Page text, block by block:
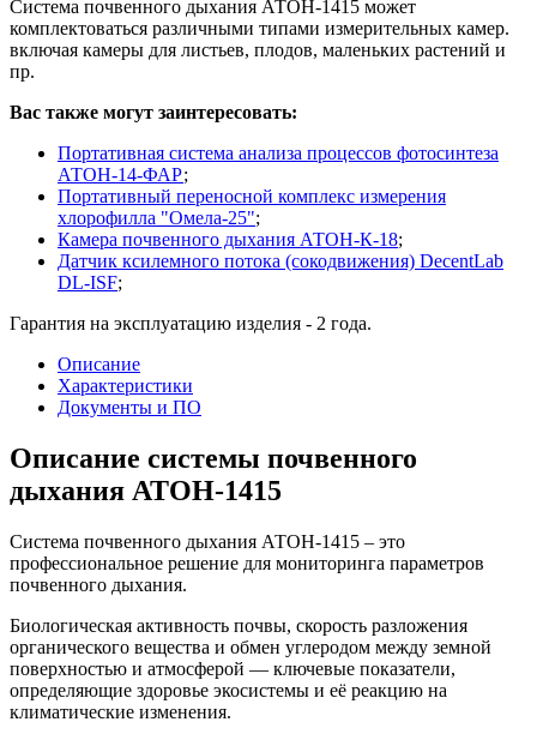
Система почвенного дыхания АТОН-1415 может
комплектоваться различными типами измерительных камер.
включая камеры для листьев, плодов, маленьких растений и
пр.
Вас также могут заинтересовать:
Портативная система анализа процессов фотосинтеза
АТОН-14-ФАР;
Портативный переносной комплекс измерения
хлорофилла "Омела-25";
Камера почвенного дыхания АТОН-К-18;
Датчик ксилемного потока (сокодвижения) DecentLab
DL-ISF;
Гарантия на эксплуатацию изделия - 2 года.
Описание
Характеристики
Документы и ПО
Описание системы почвенного
дыхания АТОН-1415
Система почвенного дыхания АТОН-1415 – это
профессиональное решение для мониторинга параметров
почвенного дыхания.
Биологическая активность почвы, скорость разложения
органического вещества и обмен углеродом между земной
поверхностью и атмосферой — ключевые показатели,
определяющие здоровье экосистемы и её реакцию на
климатические изменения.